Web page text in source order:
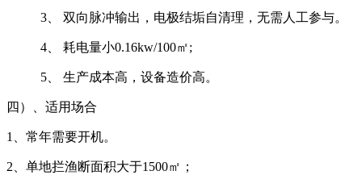
3、 双向脉冲输出，电极结垢自清理，无需人工参与。
4、 耗电量小0.16kw/100㎡;
5、 生产成本高，设备造价高。
四）、适用场合
1、常年需要开机。
2、单地拦渔断面积大于1500㎡；